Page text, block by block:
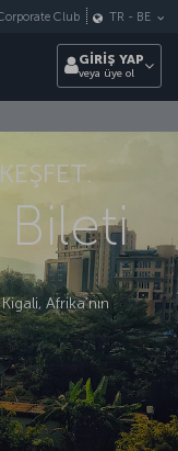
Club TR - BE
GİRİŞ YAP
veya üye ol
Bileti
Afrika’nın